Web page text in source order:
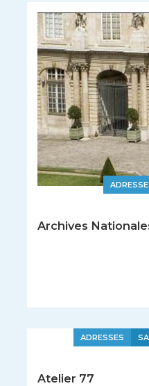
Archives
ADRESSES
Atelier 77